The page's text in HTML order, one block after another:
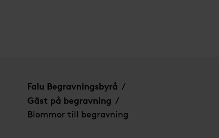
Falu Begravningsbyrå /
Gäst på begravning /
Blommor till begravning